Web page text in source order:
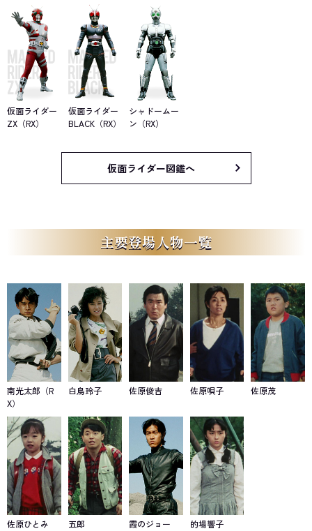
仮面ライダー
ZX（RX）
仮面ライダー
BLACK（RX）
シャドームー
ン（RX）
仮面ライダー図鑑へ
主要登場人物一覧
南光太郎（R
X）
白鳥玲子 佐原俊吉 佐原唄子 佐原茂
佐原ひとみ 五郎 霞のジョー 的場響子